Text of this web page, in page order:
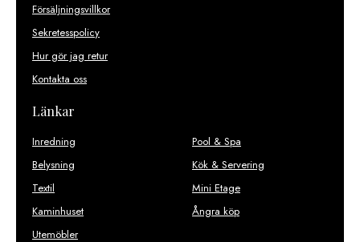
Försäljningsvillkor
Sekretesspolicy
Hur gör jag retur
Kontakta oss
Länkar
Inredning
Belysning
Textil
Kaminhuset
Utemöbler
Pool & Spa
Kök & Servering
Mini Etage
Ångra köp